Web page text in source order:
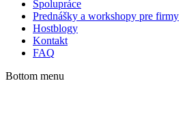
Spolupráce
Prednášky a workshopy pre firmy
Hostblogy
Kontakt
FAQ
Bottom menu